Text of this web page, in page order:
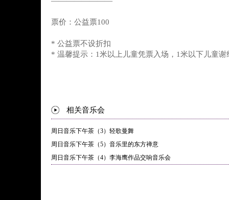
票价：公益票100
* 公益票不设折扣
* 温馨提示：1米以上儿童凭票入场，1米以下儿童谢
相关音乐会
周日音乐下午茶（3）轻歌曼舞
周日音乐下午茶（5）音乐里的东方禅意
周日音乐下午茶（4）李海鹰作品交响音乐会